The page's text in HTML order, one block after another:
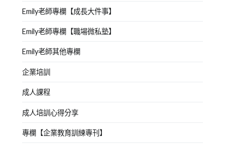
Emily老師專欄【成長大件事】
Emily老師專欄【職場微私塾】
Emily老師其他專欄
企業培訓
成人課程
成人培訓心得分享
專欄【企業教育訓練專刊】